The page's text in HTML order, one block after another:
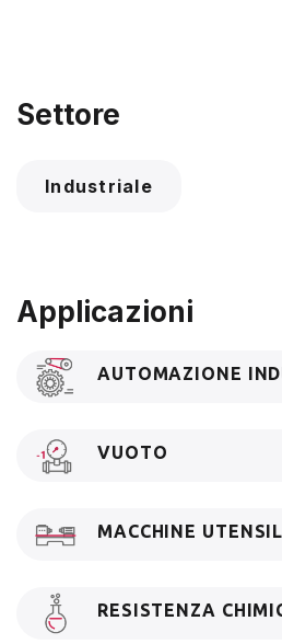
Settore
Industriale
Applicazioni
AUTOMAZIONE
VUOTO
MACCHINE UTENSILI
RESISTENZA